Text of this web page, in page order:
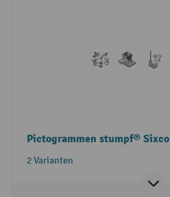
Pictogrammen stumpf® Sixco
2 Varianten